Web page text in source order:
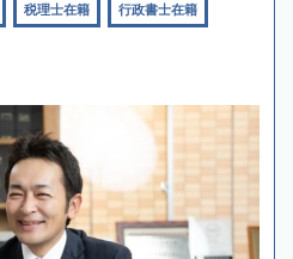
税理士在籍 行政書士在籍